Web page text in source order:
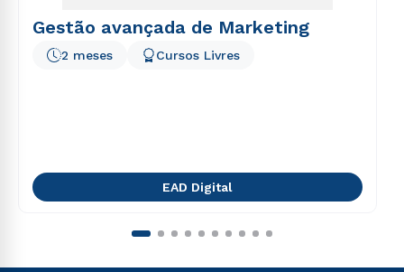
Gestão avançada de Marketing
2 meses Cursos Livres
EAD Digital